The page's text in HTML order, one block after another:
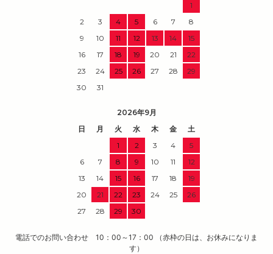
1
2
3 4 5 6 7
8
9
10 11 12 13 14
15
16
17 18 19 20 21
22
23
24 25 26 27 28
29
30
31
2026年9月
日
月 火 水 木 金
土
1
2 3 4
5
6
7 8 9 10 11
12
13
14 15 16 17 18
19
20
21 22 23 24 25
26
27
28 29 30
電話でのお問い合わせ 10：00～17：00 （赤枠の日は、お休みになりま
す）